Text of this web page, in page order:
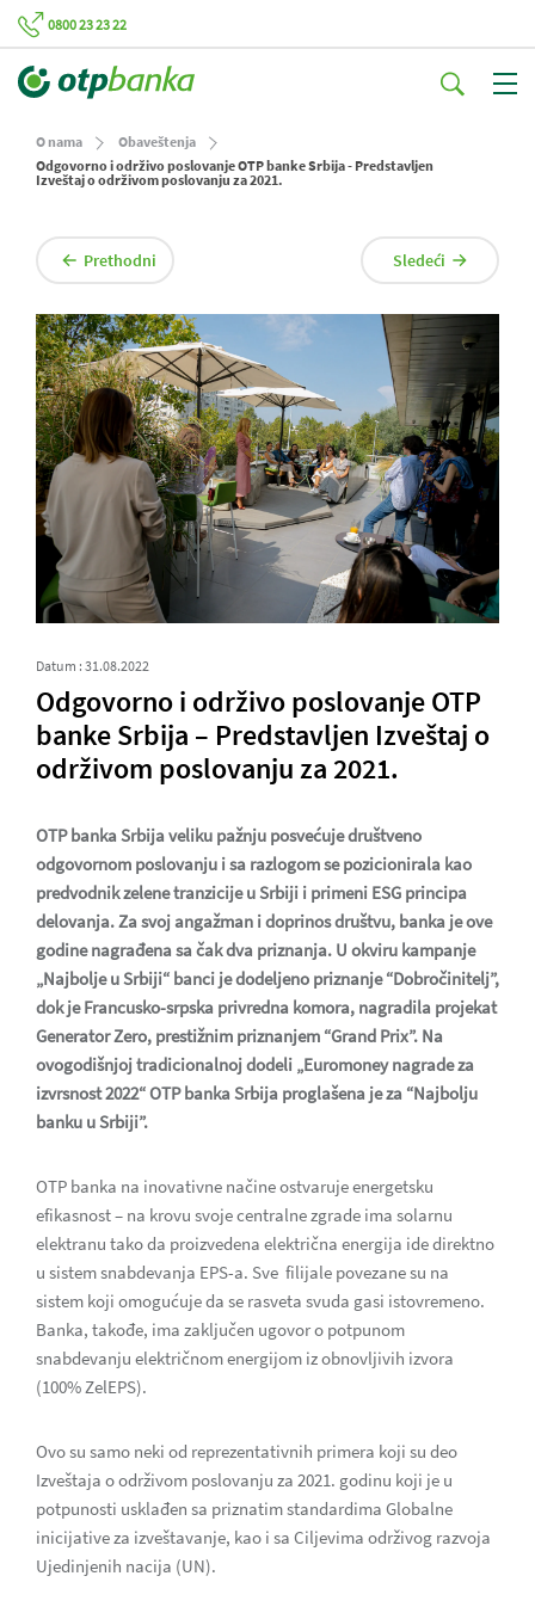
0800 23 23 22
O nama
Obaveštenja
Odgovorno i održivo poslovanje OTP banke Srbija - Predstavljen
Izveštaj o održivom poslovanju za 2021.
Prethodni Sledeći
Datum : 31.08.2022
Odgovorno i održivo poslovanje OTP
banke Srbija – Predstavljen Izveštaj o
održivom poslovanju za 2021.
OTP banka Srbija veliku pažnju posvećuje društveno
odgovornom poslovanju i sa razlogom se pozicionirala kao
predvodnik zelene tranzicije u Srbiji i primeni ESG principa
delovanja. Za svoj angažman i doprinos društvu, banka je ove
godine nagrađena sa čak dva priznanja. U okviru kampanje
„Najbolje u Srbiji“ banci je dodeljeno priznanje “Dobročinitelj”,
dok je Francusko-srpska privredna komora, nagradila projekat
Generator Zero, prestižnim priznanjem “Grand Prix”. Na
ovogodišnjoj tradicionalnoj dodeli „Euromoney nagrade za
izvrsnost 2022“ OTP banka Srbija proglašena je za “Najbolju
banku u Srbiji”.
OTP banka na inovativne načine ostvaruje energetsku
efikasnost – na krovu svoje centralne zgrade ima solarnu
elektranu tako da proizvedena električna energija ide direktno
u sistem snabdevanja EPS-a. Sve filijale povezane su na
sistem koji omogućuje da se rasveta svuda gasi istovremeno.
Banka, takođe, ima zaključen ugovor o potpunom
snabdevanju električnom energijom iz obnovljivih izvora
(100% ZelEPS).
Ovo su samo neki od reprezentativnih primera koji su deo
Izveštaja o održivom poslovanju za 2021. godinu koji je u
potpunosti usklađen sa priznatim standardima Globalne
inicijative za izveštavanje, kao i sa Ciljevima održivog razvoja
Ujedinjenih nacija (UN).